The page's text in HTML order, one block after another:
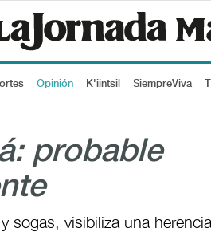
Opinión K'iintsil SiempreViva
probable
sogas, visibiliza una herencia